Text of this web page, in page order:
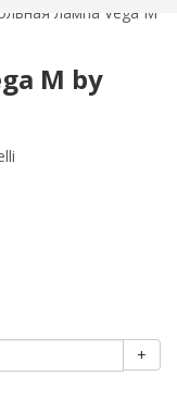
лампа Vega M
M by
+